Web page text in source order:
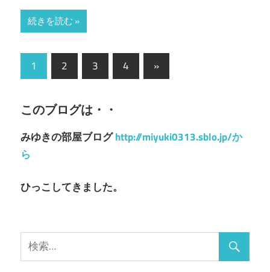
続きを読む
投
稿
ナ
ビ
ゲ
ー
ョ
ン
1 2 3 4
次
の
»
このブログは・・
みゆきの部屋ブログhttp://miyuki0313.sblo.jp/か
ら
ひっこしてきました。